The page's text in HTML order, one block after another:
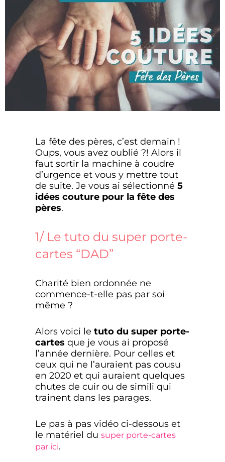
La fête des pères, c’est demain !
Oups, vous avez oublié ?! Alors il
faut sortir la machine à coudre
d’urgence et vous y mettre tout
de suite. Je vous ai sélectionné 5
idées couture pour la fête des
pères.
1/ Le tuto du super porte-
cartes “DAD”
Charité bien ordonnée ne
commence-t-elle pas par soi
même ?
Alors voici le tuto du super porte-
cartes que je vous ai proposé
l’année dernière. Pour celles et
ceux qui ne l’auraient pas cousu
en 2020 et qui auraient quelques
chutes de cuir ou de simili qui
trainent dans les parages.
Le pas à pas vidéo ci-dessous et
le matériel du super porte-cartes
par ici.